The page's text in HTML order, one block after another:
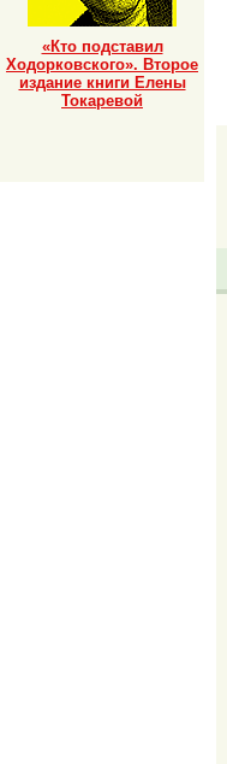
«Кто подставил
Ходорковского». Второе
издание книги Елены
Токаревой